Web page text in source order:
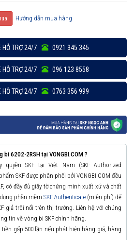
Hướng dẫn mua hàng
HỖ TRỢ 24/7 0921 345 345
HỖ TRỢ 24/7 096 123 8558
HỖ TRỢ 24/7 0763 356 999
bi 6202-2RSH tại VONGBI.COM ?
quyền SKF tại Việt Nam (SKF Authorized
SKF được phân phối bởi VONGBI.COM đều
có đầy đủ giấy tờ chứng minh xuất xứ và chất
phần mềm SKF Authenticate (miễn phí) để
giả trôi nổi trên thị trường. Liên hệ với chúng
tin về vòng bi SKF chính hãng.
gấp 500 lần nếu phát hiện hàng giả, hàng